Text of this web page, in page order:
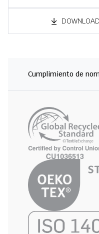
Cumplimiento de